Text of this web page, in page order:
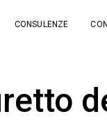
CONSULENZE